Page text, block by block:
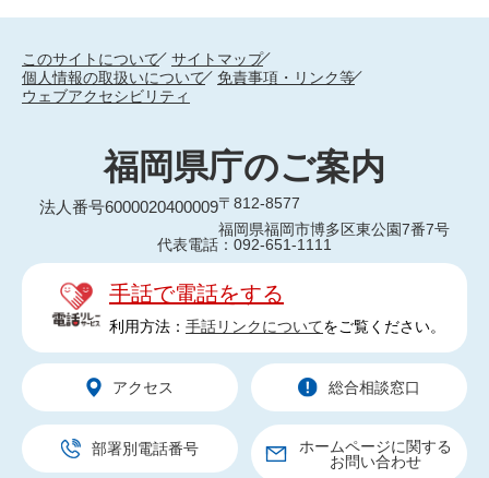
このサイトについて
サイトマップ
個人情報の取扱いについて
免責事項・リンク等
ウェブアクセシビリティ
福岡県庁のご案内
法人番号6000020400009〒812-8577
福岡県福岡市博多区東公園7番7号
代表電話：092-651-1111
手話で電話をする
利用方法： 手話リンクについてをご覧ください。
アクセス 総合相談窓口
部署別電話番号
ホームページに関する
お問い合わせ